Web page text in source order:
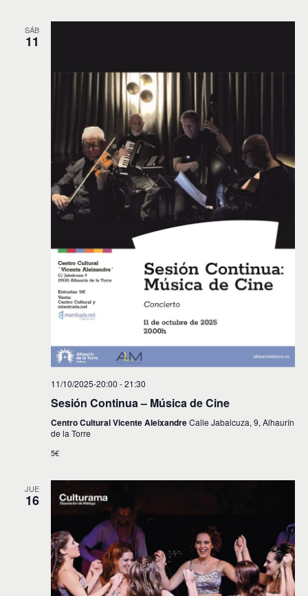
SÁB
11
11/10/2025-20:00 -21:30
Sesión Continua – Música de Cine
Centro Cultural Vicente AleixandreCalle Jabalcuza, 9, Alhaurín
de la Torre
5€
JUE
16